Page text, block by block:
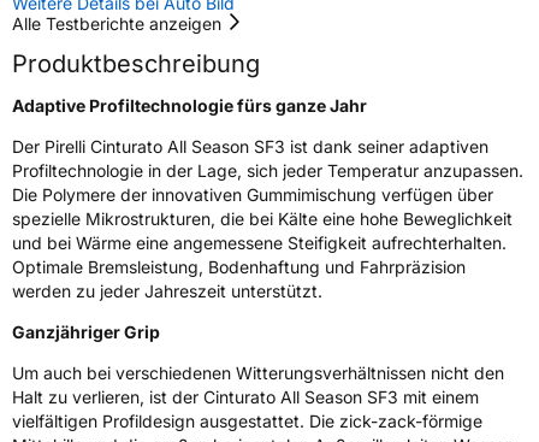
3PMSF / Schneeflockensymbol / Alpine-Symbol
EPREL ID2398538
Allgemeine Produktsicherheit (GPSR)
HerstellerkontaktPIRELLI TYRE SPA, Viale Piero e Alberto
Pirelli 25 20126 Milano Italien,
www.pirelli.com,
Alle Testberichte anzeigen
Produktbeschreibung
Adaptive Profiltechnologie fürs ganze Jahr
Der Pirelli Cinturato All Season SF3 ist dank seiner adaptiven
Profiltechnologie in der Lage, sich jeder Temperatur anzupassen.
Die Polymere der innovativen Gummimischung verfügen über
spezielle Mikrostrukturen, die bei Kälte eine hohe Beweglichkeit
und bei Wärme eine angemessene Steifigkeit aufrechterhalten.
Optimale Bremsleistung, Bodenhaftung und Fahrpräzision
werden zu jeder Jahreszeit unterstützt.
Ganzjähriger Grip
Um auch bei verschiedenen Witterungsverhältnissen nicht den
Halt zu verlieren, ist der Cinturato All Season SF3 mit einem
vielfältigen Profildesign ausgestattet. Die zick-zack-förmige